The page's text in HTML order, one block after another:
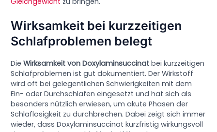
Wirksamkeit bei kurzzeitigen
Schlafproblemen belegt
DieWirksamkeit von Doxylaminsuccinat bei kurzzeitigen
Schlafproblemen ist gut dokumentiert. Der Wirkstoff
wird oft bei gelegentlichen Schwierigkeiten mit dem
Ein- oder Durchschlafen eingesetzt und hat sich als
besonders nützlich erwiesen, um akute Phasen der
Schlaflosigkeit zu durchbrechen. Dabei zeigt sich immer
wieder, dass Doxylaminsuccinat kurzfristig wirkungsvoll